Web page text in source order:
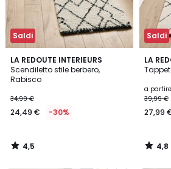
Saldi
LA REDOUTE INTERIEURS
Scendiletto stile berbero,
Rabisco
34,99 €
24,49 € -30%
4,5
/ 5
4,5
/
Saldi
LA
a
39,99 €
27,99
4,8
/ 5
4,8
/